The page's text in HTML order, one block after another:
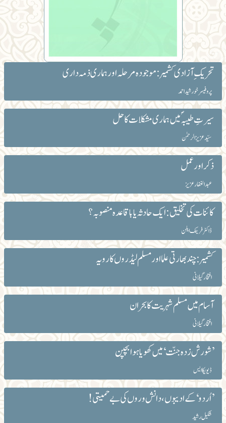
تحریک ِ آزادی کشمیر: موجودہ مرحلہ اور ہماری ذمہ داری
پروفیسر خورشید احمد
سیرتِ طیبہؐ میں ہماری مشکلات کا حل
سیّد عزیز الرحمٰن
ذکر اور عمل
عبد الغفار عزیز
کائنات کی تخلیق :ایک حادثہ یا باقاعدہ منصوبہ؟
ڈاکٹر فرینک ایلن
کشمیر: چند بھارتی علما اور مسلم لیڈروں کا رویہ
افتخار گیلانی
آسام میں مسلم شہریت کا بحران
افتخار گیلانی
’شورش زدہ جنّت‘ میں کھویاہوابچپن
ڈیویکا ایس
’اُردو‘کے ادیبوں،دانش وروں کی بے حمیتی !
شکیل رشید